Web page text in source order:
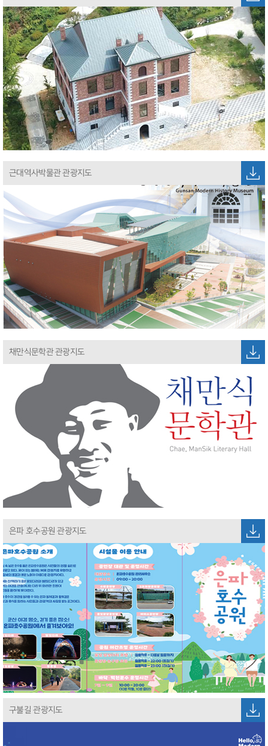
근대역사박물관 관광지도
채만식문학관 관광지도
은파 호수공원 관광지도
구불길 관광지도